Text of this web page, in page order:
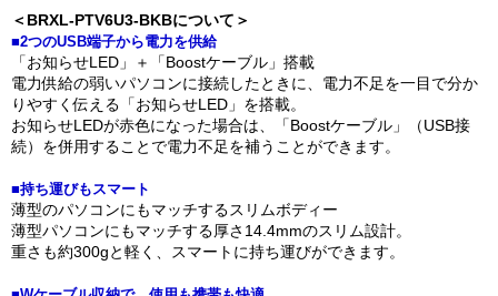
＜BRXL-PTV6U3-BKBについて＞
■2つのUSB端子から電力を供給
「お知らせLED」＋「Boostケーブル」搭載
電力供給の弱いパソコンに接続したときに、電力不足を一目で分か
りやすく伝える「お知らせLED」を搭載。
お知らせLEDが赤色になった場合は、「Boostケーブル」（USB接
続）を併用することで電力不足を補うことができます。
■持ち運びもスマート
薄型のパソコンにもマッチするスリムボディー
薄型パソコンにもマッチする厚さ14.4mmのスリム設計。
重さも約300gと軽く、スマートに持ち運びができます。